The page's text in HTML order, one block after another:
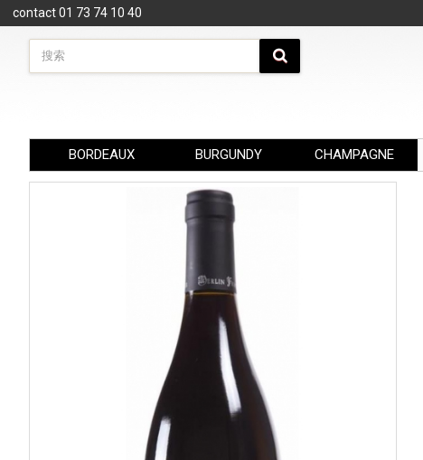
contact 01 73 74 10 40
BORDEAUX BURGUNDY CHAMPAGNE
Cookie管理面板